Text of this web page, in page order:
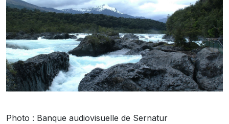
Photo : Banque audiovisuelle de Sernatur